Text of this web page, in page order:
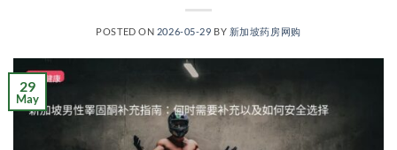
POSTED ON 2026-05-29 BY 新加坡药房网购
29
May